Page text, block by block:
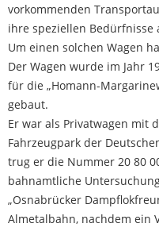
vorkommenden
ihre speziellen Bedürfnisse
Um einen solchen Wagen
Der Wagen wurde im Jahr
für die „Homann-
gebaut.
Er war als Privatwagen mit
Fahrzeugpark der
trug er die Nummer 20 80
bahnamtliche
„Osnabrücker
Almetalbahn, nachdem ein